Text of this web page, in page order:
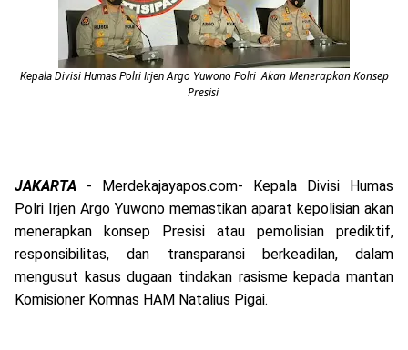
Kepala Divisi Humas Polri Irjen Argo Yuwono Polri Akan Menerapkan Konsep
Presisi
JAKARTA - Merdekajayapos.com- Kepala Divisi Humas
Polri Irjen Argo Yuwono memastikan aparat kepolisian akan
menerapkan konsep Presisi atau pemolisian prediktif,
responsibilitas, dan transparansi berkeadilan, dalam
mengusut kasus dugaan tindakan rasisme kepada mantan
Komisioner Komnas HAM Natalius Pigai.